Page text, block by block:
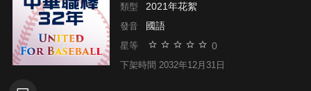
類型 2021年花絮
發音 國語
星等 0
下架時間 2032年12月31日